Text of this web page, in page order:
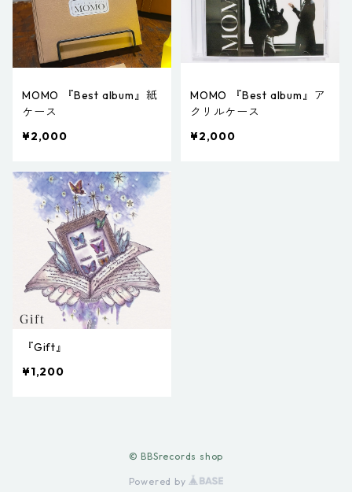
MOMO 『Best album』紙
ケース
¥2,000
MOMO 『Best album』ア
クリルケース
¥2,000
『Gift』
¥1,200
© BBSrecords shop
Powered by